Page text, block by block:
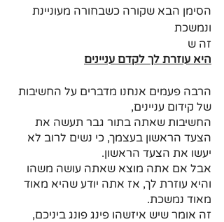
הסימן הבא שקורה כשבחורה מעוניינת
ונמשכת
זה ש
היא עוזרת לך לקדם עניינים
הרבה פעמים אנחנו מדברים על החשיבות
של קידום עניינים,
החשיבות שאתה בתור גבר תעשה את
הצעד הראשון בעצמך, כי נשים לרוב לא
יעשו את הצעד הראשון.
אבל אם אתה מוצא שאתה עושה משהו
והיא עוזרת לך, אז אתה יודע שהיא מאוד
מאוד נמשכת.
זה אומר שיש איזשהו פינג פונג ביניכם,